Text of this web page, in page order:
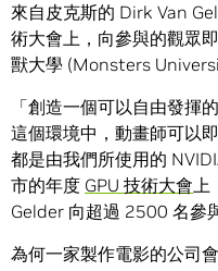
來自皮克斯的 Dirk Van
術大會上，向參與的觀眾
獸大學 (Monsters
「創造一個可以自由發揮
這個環境中，動畫師可以
都是由我們所使用的
市的年度 GPU 技術大會上
Gelder 向超過 2500 名參
為何一家製作電影的公司